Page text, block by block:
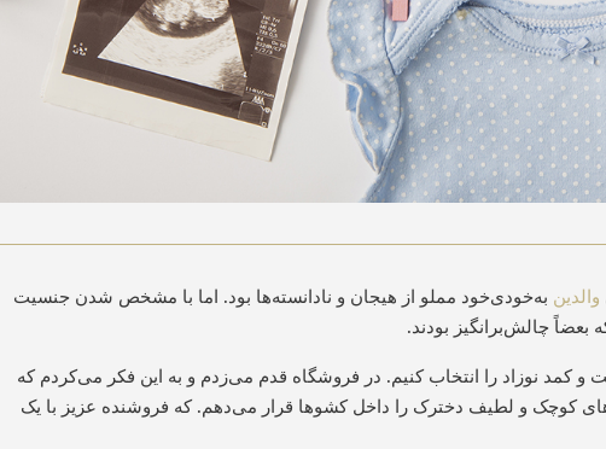
والدین به‌خودی‌خود مملو از هیجان و نادانسته‌ها بود. اما با مشخص شدن جنسیت
بعضاً چالش‌برانگیز بودند.
و کمد نوزاد را انتخاب کنیم. در فروشگاه قدم می‌زدم و به این فکر می‌کردم که
کوچک و لطیف دخترک را داخل کشوها قرار می‌دهم. که فروشنده عزیز با یک